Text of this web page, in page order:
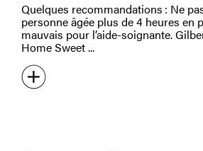
Quelques recommandations : Ne
personne âgée plus de 4 heures en
mauvais pour l’aide-soignante.
Home Sweet